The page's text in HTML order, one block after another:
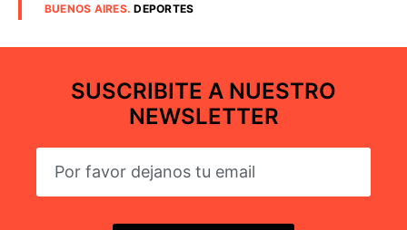
BUENOS AIRES.DEPORTES
SUSCRIBITE A NUESTRO
NEWSLETTER